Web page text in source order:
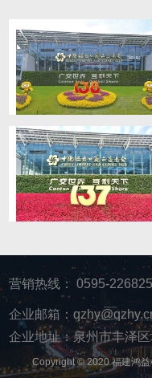
营销热线： 0595-
企业邮箱：
企业地址：泉州市丰泽
Copyright © 2020 福建鸿